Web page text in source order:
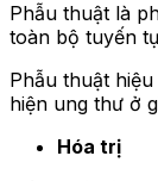
Phẫu thuật là
toàn bộ tuyến
Phẫu thuật
hiện ung thư ở
Hóa trị